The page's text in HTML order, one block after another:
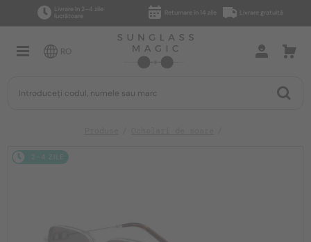
Livrare în 2–4 zile
lucrătoare
Returnare în 14 zile Livrare gratuită
RO
2-4 ZILE